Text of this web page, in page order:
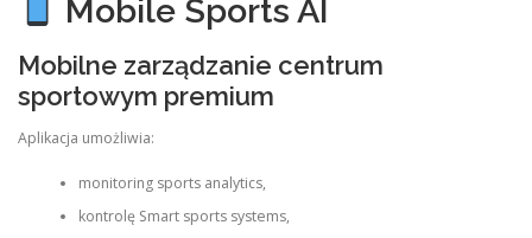
Mobile Sports AI
Mobilne zarządzanie centrum
sportowym premium
Aplikacja umożliwia:
monitoring sports analytics,
kontrolę Smart sports systems,